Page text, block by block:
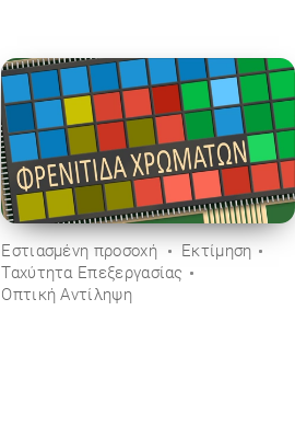
Εστιασμένη προσοχή
Εκτίμηση
Ταχύτητα Επεξεργασίας
Οπτική Αντίληψη